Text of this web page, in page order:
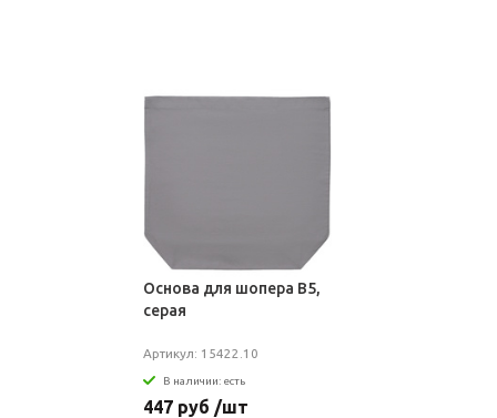
Основа для шопера B5,
серая
Артикул: 15422.10
В наличии: есть
447 руб /шт